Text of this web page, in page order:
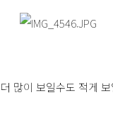
많이 보일수도 적게